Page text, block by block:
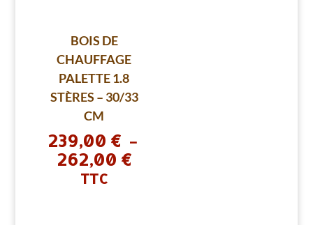
BOIS DE
CHAUFFAGE
PALETTE 1.8
STÈRES – 30/33
CM
239,00 € –
262,00 €Plage
TTC